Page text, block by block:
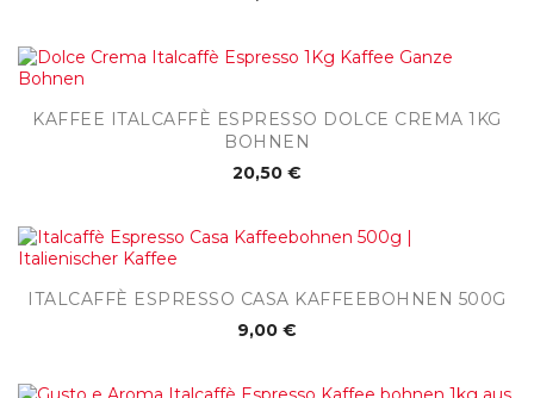
KAFFEE ITALCAFFÈ ESPRESSO DOLCE CREMA 1KG
BOHNEN
20,50 €
ITALCAFFÈ ESPRESSO CASA KAFFEEBOHNEN 500G
9,00 €